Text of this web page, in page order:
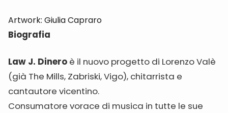
Artwork: Giulia Capraro
Biografia
Law J. Dinero è il nuovo progetto di Lorenzo Valè
(già The Mills, Zabriski, Vigo), chitarrista e
cantautore vicentino.
Consumatore vorace di musica in tutte le sue